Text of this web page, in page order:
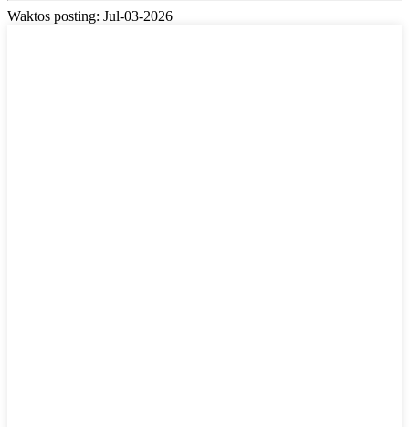
Waktos posting: Jul-03-2026